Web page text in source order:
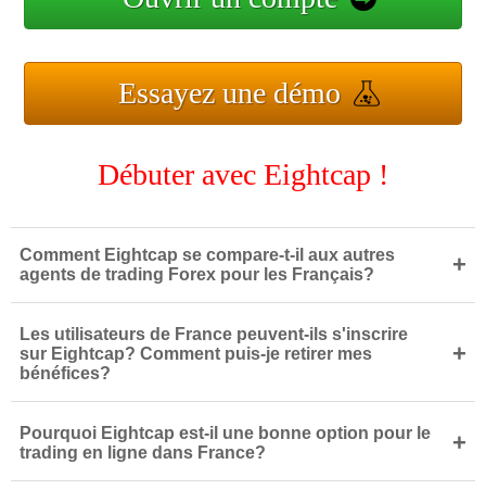
Essayez une démo
Débuter avec Eightcap !
Comment Eightcap se compare-t-il aux autres
agents de trading Forex pour les Français?
+
Les utilisateurs de France peuvent-ils s'inscrire
sur Eightcap? Comment puis-je retirer mes
bénéfices?
+
Pourquoi Eightcap est-il une bonne option pour le
trading en ligne dans France?
+